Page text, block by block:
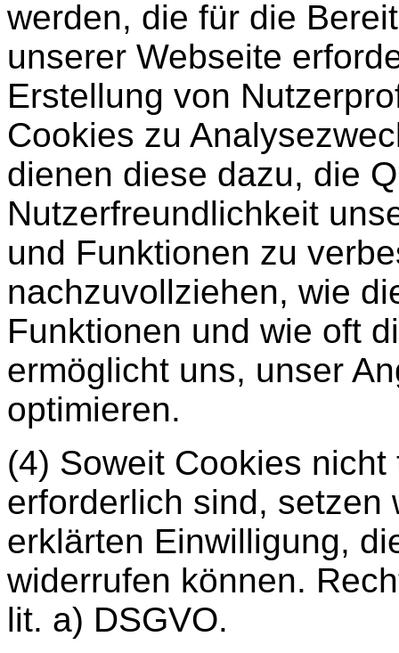
werden, die für die
unserer Webseite
Erstellung von
Cookies zu
dienen diese dazu, die
Nutzerfreundlichkeit
und Funktionen zu
nachzuvollziehen, wie
Funktionen und wie oft
ermöglicht uns, unser
optimieren.
(4) Soweit Cookies
erforderlich sind, setzen
erklärten Einwilligung,
widerrufen können.
lit. a) DSGVO.